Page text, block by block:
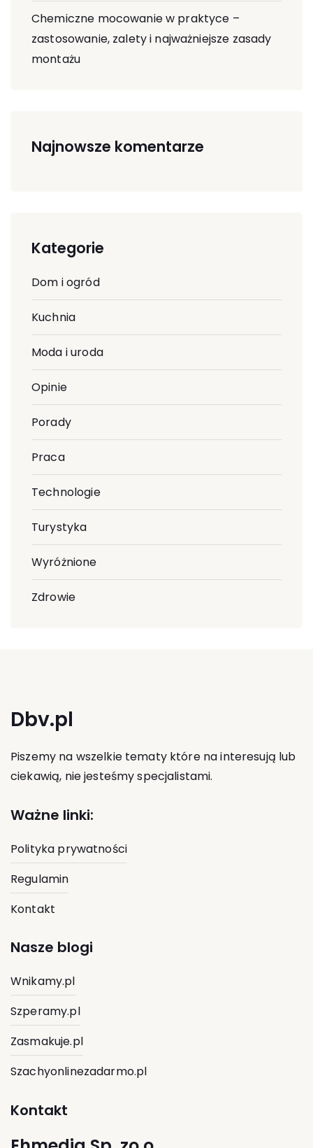
Chemiczne mocowanie w praktyce –
zastosowanie, zalety i najważniejsze zasady
montażu
Najnowsze komentarze
Kategorie
Dom i ogród
Kuchnia
Moda i uroda
Opinie
Porady
Praca
Technologie
Turystyka
Wyróżnione
Zdrowie
Dbv.pl
Piszemy na wszelkie tematy które na interesują lub
ciekawią, nie jesteśmy specjalistami.
Ważne linki:
Polityka prywatności
Regulamin
Kontakt
Nasze blogi
Wnikamy.pl
Szperamy.pl
Zasmakuje.pl
Szachyonlinezadarmo.pl
Kontakt